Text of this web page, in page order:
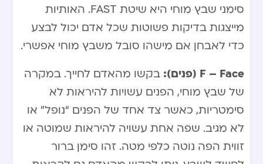
סימני שבץ מוחי היא שיטת FAST. האותיות
מייצגות בדיקות פשוטות שכל אדם יכול לבצע
כדי לאבחן אם מישהו סובל משבץ מוחי אפשרי.
F – Face (פנים):
בקשו מהאדם לחייך. במקרה
של שבץ מוחי, הפנים עשויות להיראות לא
סימטריות, כאשר צד אחד של הפנים “נופל” או
לא מגיב. שפה אחת עשויה להיראות שמוטה או
זווית הפה נוטה כלפי מטה. זהו סימן ברור